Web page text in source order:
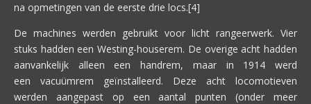
na opmetingen van de eerste drie locs.[4]
De machines werden gebruikt voor licht rangeerwerk. Vier
stuks hadden een Westing-houserem. De overige acht hadden
aanvankelijk alleen een handrem, maar in 1914 werd
een vacuümrem geïnstalleerd. Deze acht locomotieven
werden aangepast op een aantal punten (onder meer